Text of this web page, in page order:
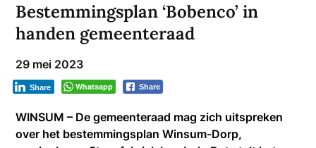
Bestemmingsplan ‘Bobenco’ in
handen gemeenteraad
29 mei 2023
Whatsapp Share
Share
WINSUM – De gemeenteraad mag zich uitspreken
over het bestemmingsplan Winsum-Dorp,